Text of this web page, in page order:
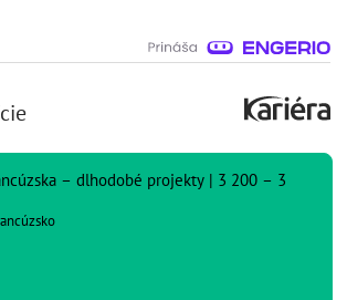
– dlhodobé projekty | 3 200 – 3